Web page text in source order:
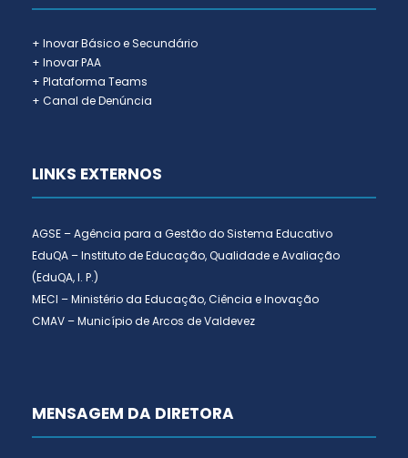
+ Inovar Básico e Secundário
+ Inovar PAA
+ Plataforma Teams
+ Canal de Denúncia
LINKS EXTERNOS
AGSE – Agência para a Gestão do Sistema Educativo
EduQA – Instituto de Educação, Qualidade e Avaliação
(EduQA, I. P.)
MECI – Ministério da Educação, Ciência e Inovação
CMAV – Município de Arcos de Valdevez
MENSAGEM DA DIRETORA